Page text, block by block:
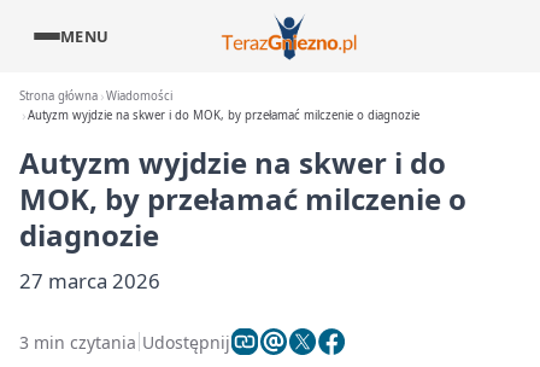
MENU
Strona główna Wiadomości
Autyzm wyjdzie na skwer i do MOK, by przełamać milczenie o diagnozie
Autyzm wyjdzie na skwer i do
MOK, by przełamać milczenie o
diagnozie
27 marca 2026
3 min czytania Udostępnij